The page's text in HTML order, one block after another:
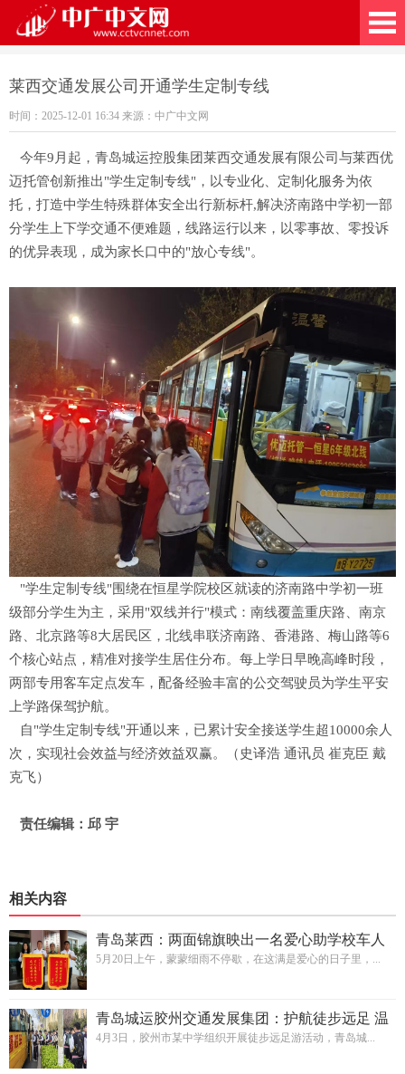
莱西交通发展公司开通学生定制专线
时间：2025-12-01 16:34 来源：中广中文网
今年9月起，青岛城运控股集团莱西交通发展有限公司与莱西优
迈托管创新推出"学生定制专线"，以专业化、定制化服务为依
托，打造中学生特殊群体安全出行新标杆,解决济南路中学初一部
分学生上下学交通不便难题，线路运行以来，以零事故、零投诉
的优异表现，成为家长口中的"放心专线"。
"学生定制专线"围绕在恒星学院校区就读的济南路中学初一班
级部分学生为主，采用"双线并行"模式：南线覆盖重庆路、南京
路、北京路等8大居民区，北线串联济南路、香港路、梅山路等6
个核心站点，精准对接学生居住分布。每上学日早晚高峰时段，
两部专用客车定点发车，配备经验丰富的公交驾驶员为学生平安
上学路保驾护航。
自"学生定制专线"开通以来，已累计安全接送学生超10000余人
次，实现社会效益与经济效益双赢。（史译浩 通讯员 崔克臣 戴
克飞）
责任编辑：邱 宇
相关内容
青岛莱西：两面锦旗映出一名爱心助学校车人
5月20日上午，蒙蒙细雨不停歇，在这满是爱心的日子里，...
青岛城运胶州交通发展集团：护航徒步远足 温
情陪伴同行
4月3日，胶州市某中学组织开展徒步远足游活动，青岛城...